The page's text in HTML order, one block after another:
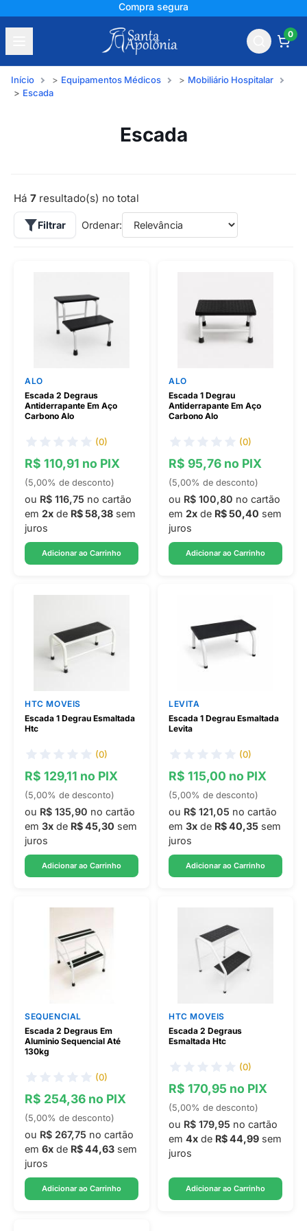
Compra segura
0
Início Equipamentos Médicos
Mobiliário Hospitalar
Escada
Escada
Há 7 resultado(s) no total
Filtrar Ordenar:
ALO
Escada 2 Degraus
Antiderrapante Em Aço
Carbono Alo
(0)
R$ 110,91 no PIX
(5,00% de desconto)
ou R$ 116,75 no cartão
em 2x de R$ 58,38 sem
juros
Adicionar ao Carrinho
ALO
Escada 1 Degrau
Antiderrapante Em Aço
Carbono Alo
(0)
R$ 95,76 no PIX
(5,00% de desconto)
ou R$ 100,80 no cartão
em 2x de R$ 50,40 sem
juros
Adicionar ao Carrinho
HTC MOVEIS
Escada 1 Degrau Esmaltada
Htc
(0)
R$ 129,11 no PIX
(5,00% de desconto)
ou R$ 135,90 no cartão
em 3x de R$ 45,30 sem
juros
Adicionar ao Carrinho
LEVITA
Escada 1 Degrau Esmaltada
Levita
(0)
R$ 115,00 no PIX
(5,00% de desconto)
ou R$ 121,05 no cartão
em 3x de R$ 40,35 sem
juros
Adicionar ao Carrinho
SEQUENCIAL
Escada 2 Degraus Em
Aluminio Sequencial Até
130kg
(0)
R$ 254,36 no PIX
(5,00% de desconto)
ou R$ 267,75 no cartão
em 6x de R$ 44,63 sem
juros
Adicionar ao Carrinho
HTC MOVEIS
Escada 2 Degraus
Esmaltada Htc
(0)
R$ 170,95 no PIX
(5,00% de desconto)
ou R$ 179,95 no cartão
em 4x de R$ 44,99 sem
juros
Adicionar ao Carrinho